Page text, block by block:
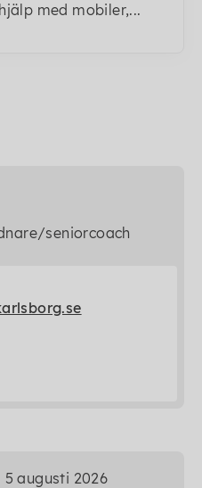
med mobiler,...
seniorcoach
5 augusti 2026